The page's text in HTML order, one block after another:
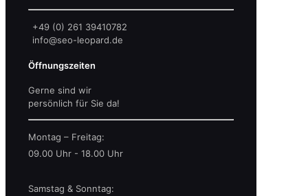
+49 (0) 261 39410782
info@seo-leopard.de
Öffnungszeiten
Gerne sind wir
persönlich für Sie da!
Montag – Freitag:
09.00 Uhr - 18.00 Uhr
Samstag & Sonntag: